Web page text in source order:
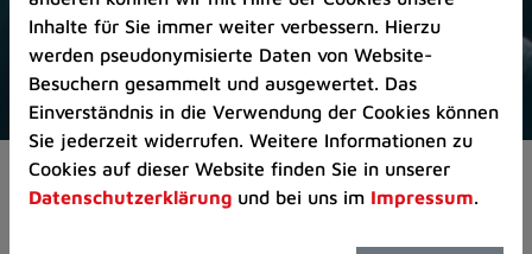
(Schnelltaste
A)
Zur
Navigation/Menü
springen
(Schnelltaste
M)
Zur
Aktuelles Pressemitteilungen
Inhalte für Sie immer weiter verbessern. Hierzu
werden pseudonymisierte Daten von Website-
Besuchern gesammelt und ausgewertet. Das
Einverständnis in die Verwendung der Cookies können
Sie jederzeit widerrufen. Weitere Informationen zu
Cookies auf dieser Website finden Sie in unserer
Datenschutzerklärung und bei uns im Impressum.